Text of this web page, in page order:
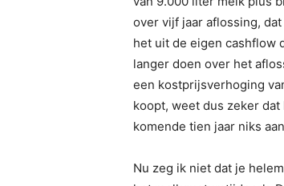
over vijf jaar aflossing,
het uit de eigen cashflow
langer doen over het
een kostprijsverhoging
koopt, weet dus zeker
komende tien jaar niks
Nu zeg ik niet dat je